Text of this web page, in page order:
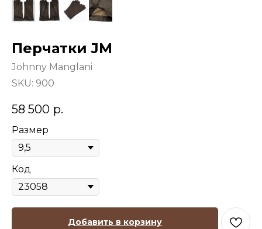
Перчатки JM
Johnny Manglani
SKU: 900
58 500 р.
Размер
Код
Добавить в корзину